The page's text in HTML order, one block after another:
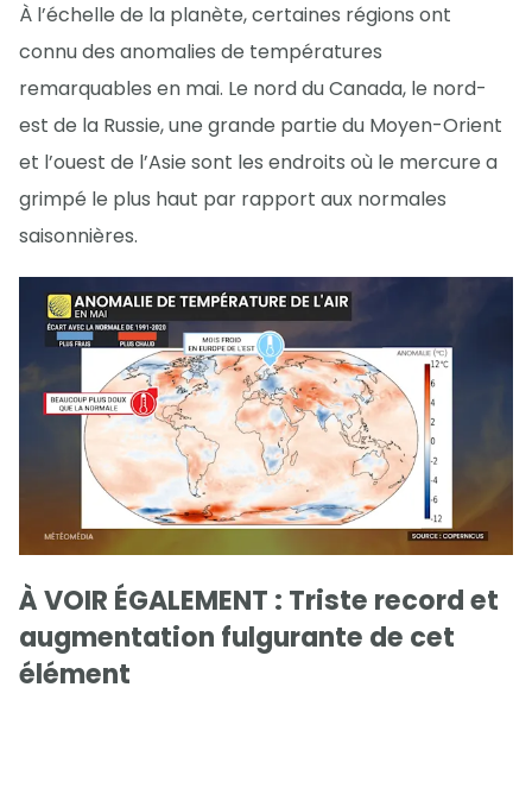
À l’échelle de la planète, certaines régions ont
connu des anomalies de températures
remarquables en mai. Le nord du Canada, le nord-
est de la Russie, une grande partie du Moyen-Orient
et l’ouest de l’Asie sont les endroits où le mercure a
grimpé le plus haut par rapport aux normales
saisonnières.
À VOIR ÉGALEMENT : Triste record et
augmentation fulgurante de cet
élément